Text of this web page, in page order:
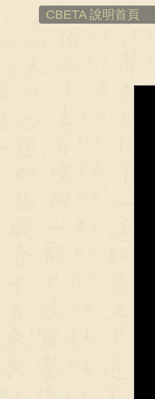
CBETA 說明首頁